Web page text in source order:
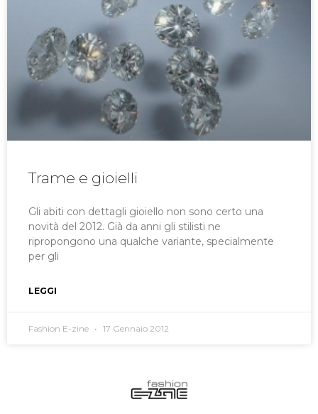
Trame e gioielli
Gli abiti con dettagli gioiello non sono certo una
novità del 2012. Già da anni gli stilisti ne
ripropongono una qualche variante, specialmente
per gli
LEGGI
Fashion E-zine 17 Gennaio 2012